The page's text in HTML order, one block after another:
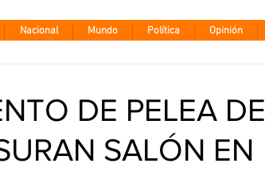
Nacional Mundo Política Opinión
DE PELEA DE
SALÓN EN